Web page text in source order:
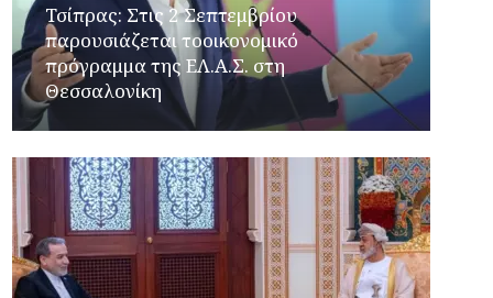
Τσίπρας: Στις 2 Σεπτεμβρίου
παρουσιάζεται τοοικονομικό
πρόγραμμα της ΕΛ.Α.Σ. στη
Θεσσαλονίκη